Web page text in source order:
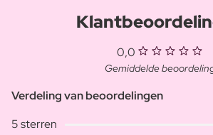
0,0
Gemiddelde
Verdeling van beoordelingen
5 sterren